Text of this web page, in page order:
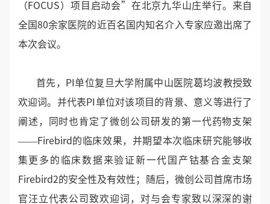
（FOCUS）项目启动会”在北京九华山庄举行。来自
全国80余家医院的近百名国内知名介入专家应邀出席了
本次会议。
首先，PI单位复旦大学附属中山医院葛均波教授致
欢迎词。并代表PI单位对该项目的背景、意义等进行了
阐述，同时也肯定了微创公司研发的第一代药物支架
――Firebird的临床效果，并期望本次临床研究能够收
集更多的临床数据来验证新一代国产钴基合金支架
Firebird2的安全性及有效性；随后，微创公司首席市场
官汪立代表公司致欢迎词，对与会专家致以深深的谢